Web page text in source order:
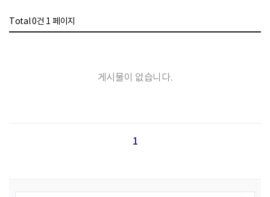
Total 0건 1 페이지
게시물이 없습니다.
1